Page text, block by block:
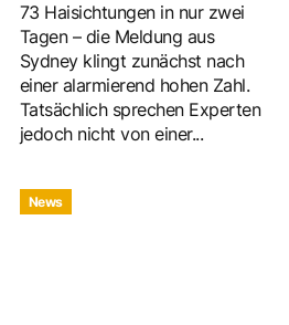
73 Haisichtungen in nur zwei
Tagen – die Meldung aus
Sydney klingt zunächst nach
einer alarmierend hohen Zahl.
Tatsächlich sprechen Experten
jedoch nicht von einer...
News